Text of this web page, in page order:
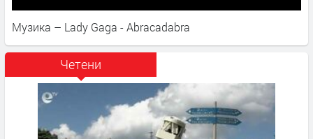
Музика – Lady Gaga - Abracadabra
Четени